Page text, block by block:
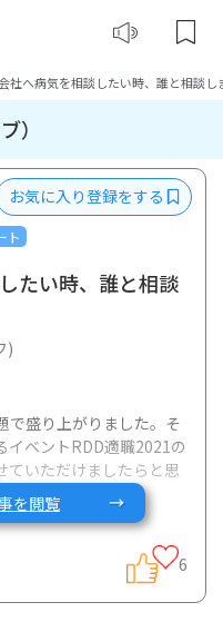
社へ病気を相談したい時、誰と相談し
）
ト
お気に入り登録をする
たい時、誰と相談
)
で盛り上がりました。そ
イベントRDD適職2021の
ていただけましたらと思
を閲覧
6